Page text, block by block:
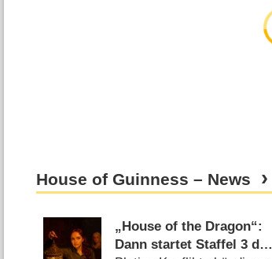
House of Guinness – News
„House of the Dragon“:
Dann startet Staffel 3 des